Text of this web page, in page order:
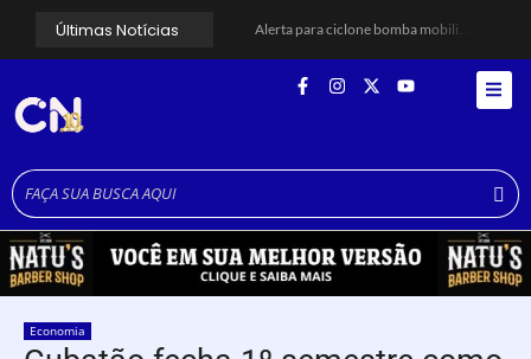
Últimas Notícias
Alerta para ciclone bomba mobiliza moradores de Cubatão após estragos causados por vendaval
Santos avança com proposta para municipalizar manutenção das calçadas
Cubatão orienta população sobre esquema vacinal contra sarampo e poliomielite
Pai e filho ficam feridos após se esfaquearem durante briga em Cubatão
Economia